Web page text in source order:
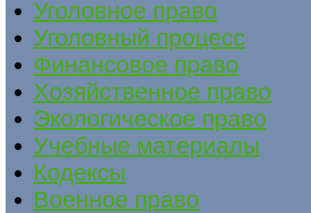
Уголовное право
Уголовный процесс
Финансовое право
Хозяйственное право
Экологическое право
Учебные материалы
Кодексы
Военное право